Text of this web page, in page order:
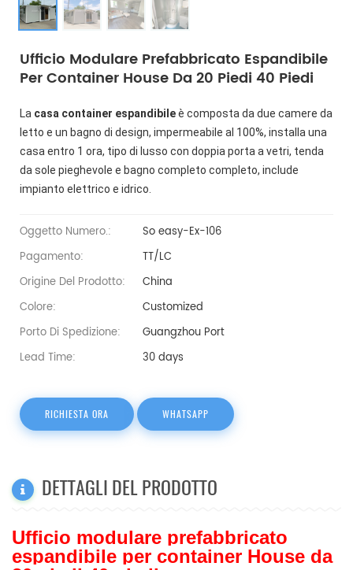
Ufficio Modulare Prefabbricato Espandibile
Per Container House Da 20 Piedi 40 Piedi
La casa container espandibileè composta da due camere da
letto e un bagno di design, impermeabile al 100%, installa una
casa entro 1 ora, tipo di lusso con doppia porta a vetri, tenda
da sole pieghevole e bagno completo completo, include
impianto elettrico e idrico.
Oggetto Numero.:
So easy-Ex-106
Pagamento:
TT/LC
Origine Del Prodotto:
China
Colore:
Customized
Porto Di Spedizione:
Guangzhou Port
Lead Time:
30 days
RICHIESTA ORA WHATSAPP
DETTAGLI DEL PRODOTTO
Ufficio modulare prefabbricato
espandibile per container House da